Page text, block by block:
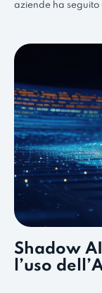
aziende ha
Shadow
l’uso